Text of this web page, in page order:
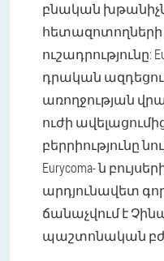
բնական
ուշադրությունը:
դրական
առողջության
ուժի
բերրիությունը
Eurycoma- ն
արդյունավետ
ճանաչվում է
պաշտոնական